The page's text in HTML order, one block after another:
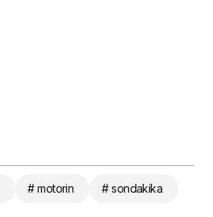
# motorin # sondakika